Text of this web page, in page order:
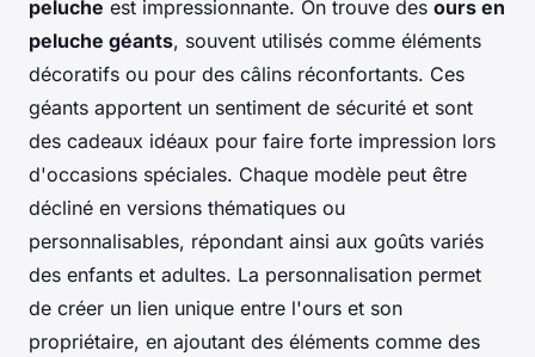
peluche est impressionnante. On trouve des ours en
peluche géants, souvent utilisés comme éléments
décoratifs ou pour des câlins réconfortants. Ces
géants apportent un sentiment de sécurité et sont
des cadeaux idéaux pour faire forte impression lors
d'occasions spéciales. Chaque modèle peut être
décliné en versions thématiques ou
personnalisables, répondant ainsi aux goûts variés
des enfants et adultes. La personnalisation permet
de créer un lien unique entre l'ours et son
propriétaire, en ajoutant des éléments comme des